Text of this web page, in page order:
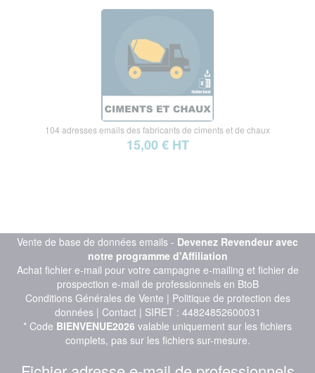
104 adresses emails des fabricants de ciments et de chaux
15,00 € HT
Vente de base de données emails - Devenez Revendeur avec
notre programme d'Affiliation
Achat fichier e-mail pour votre campagne e-mailing et fichier de
prospection e-mail de professionnels en BtoB
Conditions Générales de Vente | Politique de protection des
données| Contact| SIRET : 44824852600031
* Code BIENVENUE2026 valable uniquement sur les fichiers
complets, pas sur les fichiers sur-mesure.